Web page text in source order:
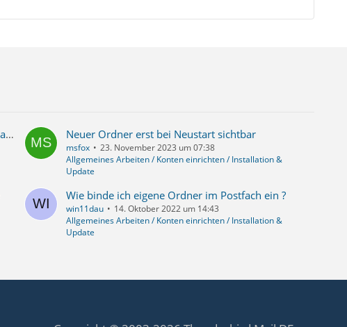
Kein Abruf von Mails im Ordner Posteingang - alle anderen werden abgerufen Neuer Ordner erst bei Neustart sichtbar
msfox
23. November 2023 um 07:38
Allgemeines Arbeiten / Konten einrichten / Installation &
Update
Wie binde ich eigene Ordner im Postfach ein ?
win11dau
14. Oktober 2022 um 14:43
Allgemeines Arbeiten / Konten einrichten / Installation &
Update